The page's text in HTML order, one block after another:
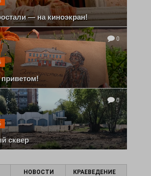
— на киноэкран!
0
приветом!
0
сквер
НОВОСТИ КРАЕВЕДЕНИЕ